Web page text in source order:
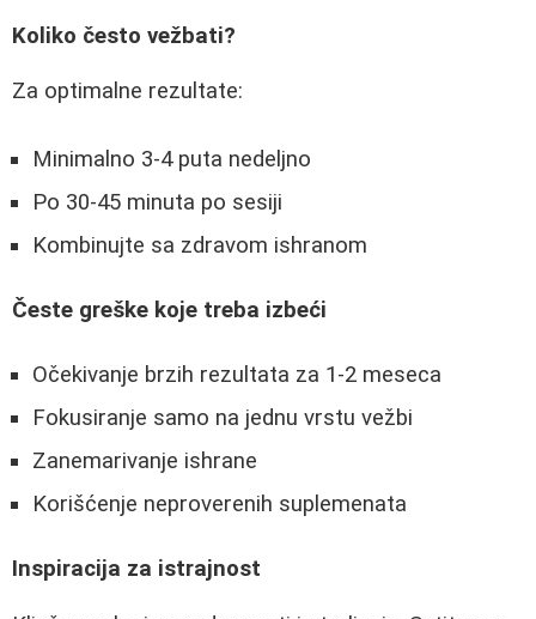
Koliko često vežbati?
Za optimalne rezultate:
Minimalno 3-4 puta nedeljno
Po 30-45 minuta po sesiji
Kombinujte sa zdravom ishranom
Česte greške koje treba izbeći
Očekivanje brzih rezultata za 1-2 meseca
Fokusiranje samo na jednu vrstu vežbi
Zanemarivanje ishrane
Korišćenje neproverenih suplemenata
Inspiracija za istrajnost